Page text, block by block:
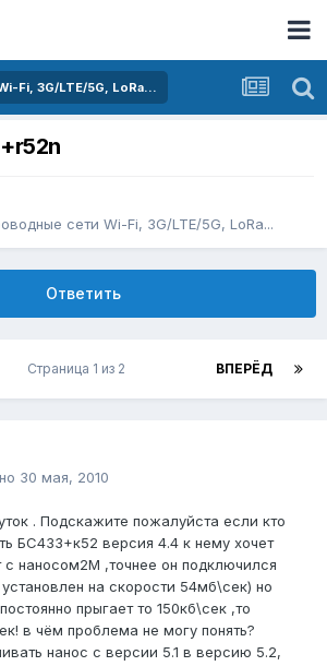
Fi, 3G/LTE/5G, LoRa...
сети Wi-Fi, 3G/LTE/5G, LoRa...
Ответить
ВПЕРЁД
Страница 1 из 2
30 мая, 2010
. Подскажите пожалуйста если кто
БС433+к52 версия 4.4 к нему хочет
с наносом2М ,точнее он подключился
на скорости 54мб\сек) но
прыгает то 150кб\сек ,то
в чём проблема не могу понять?
нанос с версии 5.1 в версию 5.2,